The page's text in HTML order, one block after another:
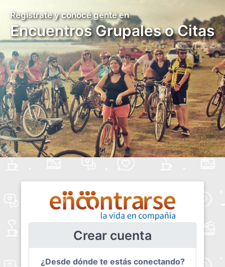
Registrate y conocé gente en
Encuentros Grupales o Citas
Crear cuenta
¿Desde dónde te estás conectando?